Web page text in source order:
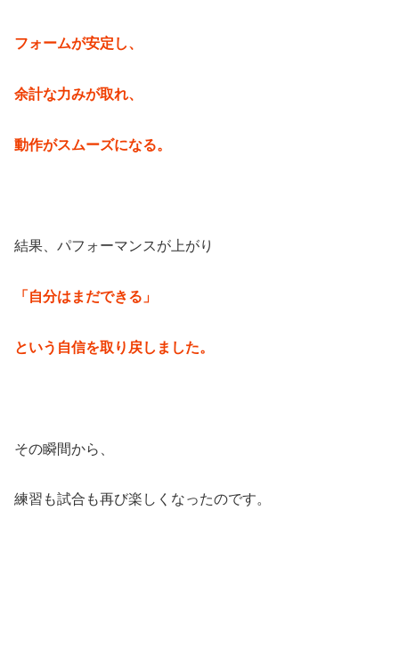
フォームが安定し、
余計な力みが取れ、
動作がスムーズになる。
結果、パフォーマンスが上がり
「自分はまだできる」
という自信を取り戻しました。
その瞬間から、
練習も試合も再び楽しくなったのです。